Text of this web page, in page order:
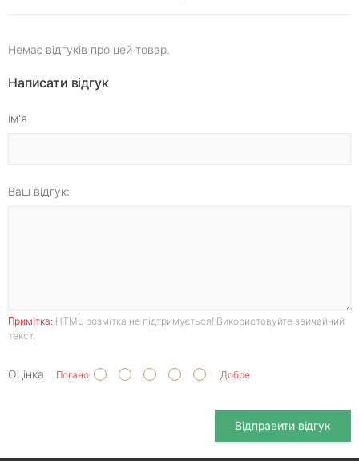
Немає відгуків про цей товар.
Написати відгук
ім'я
Ваш відгук:
Примітка: HTML розмітка не підтримується! Використовуйте звичайний
текст.
Оцінка Погано Добре
Відправити відгук